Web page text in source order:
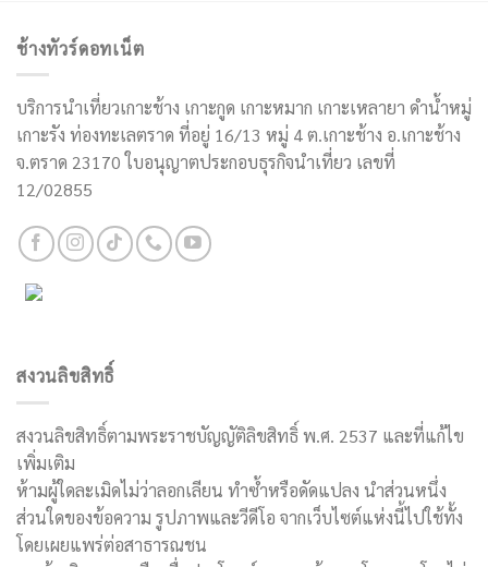
ช้างทัวร์ดอทเน็ต
บริการนำเที่ยวเกาะช้าง เกาะกูด เกาะหมาก เกาะเหลายา ดำน้ำหมู่
เกาะรัง ท่องทะเลตราด ที่อยู่ 16/13 หมู่ 4 ต.เกาะช้าง อ.เกาะช้าง
จ.ตราด 23170 ใบอนุญาตประกอบธุรกิจนำเที่ยว เลขที่
12/02855
สงวนลิขสิทธิ์
สงวนลิขสิทธิ์ตามพระราชบัญญัติลิขสิทธิ์ พ.ศ. 2537 และที่แก้ไข
เพิ่มเติม
ห้ามผู้ใดละเมิดไม่ว่าลอกเลียน ทำซ้ำหรือดัดแปลง นำส่วนหนึ่ง
ส่วนใดของข้อความ รูปภาพและวีดีโอ จากเว็บไซต์แห่งนี้ไปใช้ทั้ง
โดยเผยแพร่ต่อสาธารณชน